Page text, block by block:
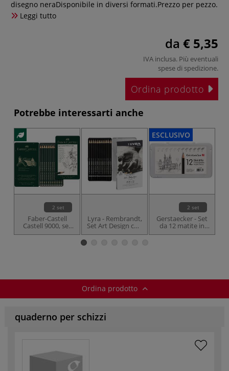
disegno neraDisponibile in diversi formati.Prezzo per pezzo.
Leggi tutto
da € 5,35
IVA inclusa. Più eventuali
spese di spedizione.
Ordina prodotto
Potrebbe interessarti anche
2 set
Faber-Castell
Castell 9000, set
matite di grafite
Lyra - Rembrandt,
Set Art Design con
12 matite
ESCLUSIVO
2 set
Gerstaecker - Set
da 12 matite in
grafite
Ordina prodotto
quaderno per schizzi